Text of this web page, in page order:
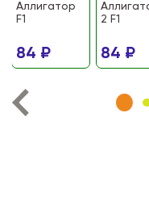
Аллигатор
F1
84 ₽
2 F1
84 ₽